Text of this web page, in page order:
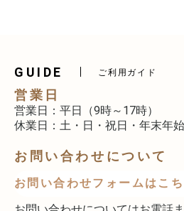
GUIDE ご利用ガイド
営業日
営業日：平日（9時～17時）
休業日：土・日・祝日・年末年
お問い合わせについて
お問い合わせフォームはこち